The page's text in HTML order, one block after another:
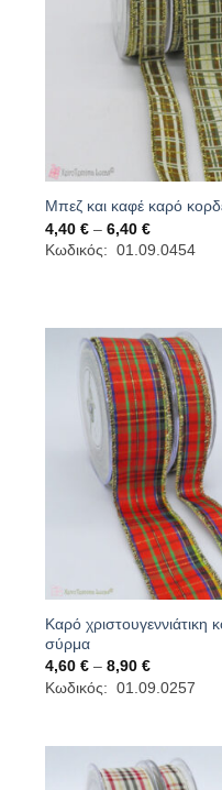
Μπεζ και καφέ καρό
4,40 € – 6,40 €Price
range:
4,40 €
Κωδικός: 01.09.0454
Καρό χριστουγεννιάτικη
σύρμα
4,60 € – 8,90 €Price
range:
4,60 €
Κωδικός: 01.09.0257